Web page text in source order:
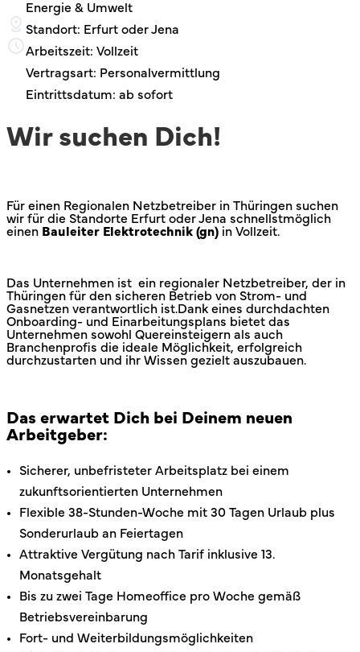
Energie & Umwelt
Standort: Erfurt oder Jena
Arbeitszeit: Vollzeit
Vertragsart: Personalvermittlung
Eintrittsdatum: ab sofort
Wir suchen Dich!
Für einen Regionalen Netzbetreiber in Thüringen suchen
wir für die Standorte Erfurt oder Jena schnellstmöglich
einen Bauleiter Elektrotechnik (gn) in Vollzeit.
Das Unternehmen ist ein regionaler Netzbetreiber, der in
Thüringen für den sicheren Betrieb von Strom- und
Gasnetzen verantwortlich ist.Dank eines durchdachten
Onboarding- und Einarbeitungsplans bietet das
Unternehmen sowohl Quereinsteigern als auch
Branchenprofis die ideale Möglichkeit, erfolgreich
durchzustarten und ihr Wissen gezielt auszubauen.
Das erwartet Dich bei Deinem neuen
Arbeitgeber:
Sicherer, unbefristeter Arbeitsplatz bei einem
zukunftsorientierten Unternehmen
Flexible 38-Stunden-Woche mit 30 Tagen Urlaub plus
Sonderurlaub an Feiertagen
Attraktive Vergütung nach Tarif inklusive 13.
Monatsgehalt
Bis zu zwei Tage Homeoffice pro Woche gemäß
Betriebsvereinbarung
Fort- und Weiterbildungsmöglichkeiten